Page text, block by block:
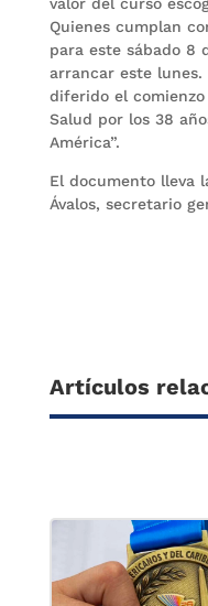
Quienes cumplan
para este sábado 8
arrancar este lunes.
diferido el
Salud por los 38
América”.
El documento lleva
Ávalos, secretario
Artículos